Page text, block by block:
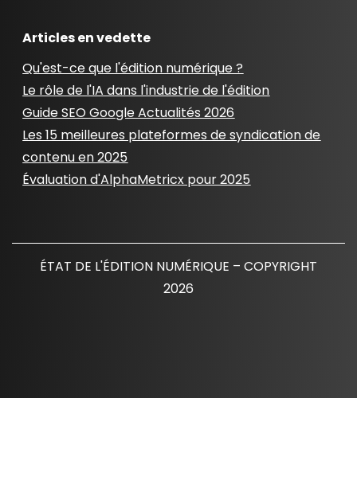
Articles en vedette
Qu'est-ce que l'édition numérique ?
Le rôle de l'IA dans l'industrie de l'édition
Guide SEO Google Actualités 2026
Les 15 meilleures plateformes de syndication de
contenu en 2025
Évaluation d'AlphaMetricx pour 2025
ÉTAT DE L'ÉDITION NUMÉRIQUE – COPYRIGHT
2026